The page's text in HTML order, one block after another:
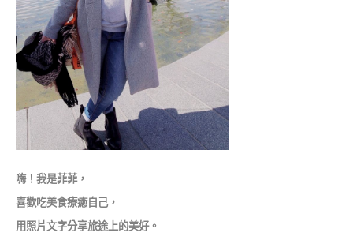
嗨！我是菲菲，
喜歡吃美食療癒自己，
用照片文字分享旅途上的美好。